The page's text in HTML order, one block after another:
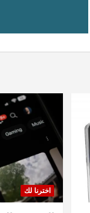
اخترنا لك